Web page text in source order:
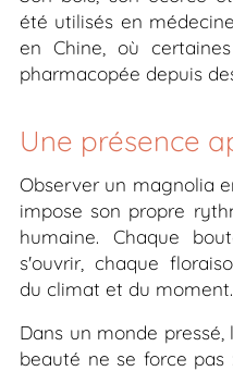
été utilisés en
en Chine, où
pharmacopée depuis
Une présence
Observer un magnolia
impose son propre
humaine. Chaque
s'ouvrir, chaque
du climat et du moment.
Dans un monde
beauté ne se force